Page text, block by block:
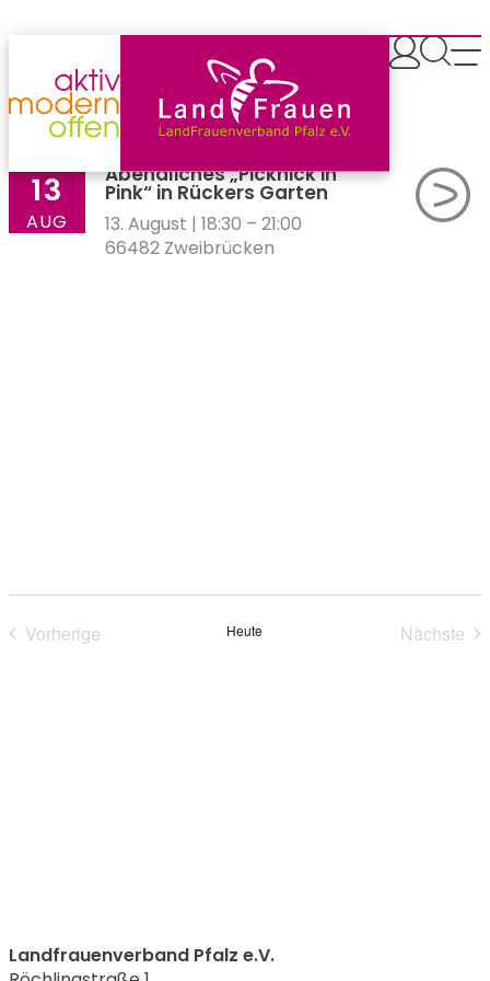
springen
Abendliches „Picknick in
Pink“ in Rückers Garten
13. August | 18:30 – 21:00
66482 Zweibrücken
13
AUG
Vorherige
Heute
Nächste
Landfrauenverband Pfalz e.V.